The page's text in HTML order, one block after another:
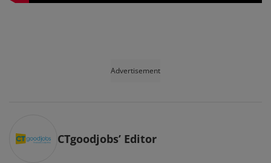
Advertisement
CTgoodjobs’ Editor